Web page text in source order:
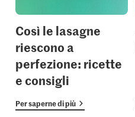
Così le lasagne
riescono a
perfezione: ricette
e consigli
Per saperne di più